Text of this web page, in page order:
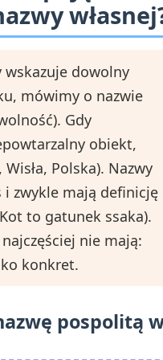
wskazuje dowolny
mówimy o nazwie
Gdy
obiekt,
Polska). Nazwy
zwykle mają definicję
to gatunek ssaka).
nie mają:
konkret.
pospolitą